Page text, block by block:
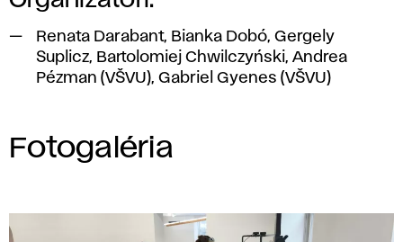
Renata Darabant, Bianka Dobó, Gergely
Suplicz, Bartolomiej Chwilczyński, Andrea
Pézman (VŠVU), Gabriel Gyenes (VŠVU)
Fotogaléria